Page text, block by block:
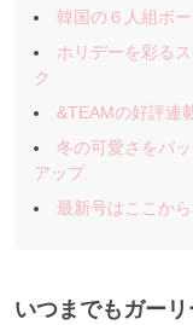
韓国の６人組ボ
ホリデーを彩る
ク
&TEAMの好評連
冬の可愛さをパ
アップ
最新号はここか
いつまでもガー